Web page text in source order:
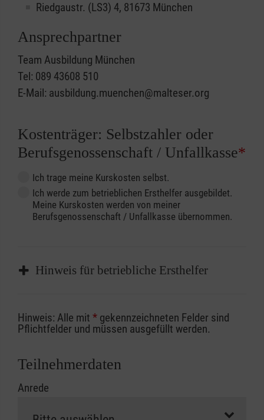
Riedgaustr. (LS3) 4, 81673 München
Ansprechpartner
Team Ausbildung München
Tel: 089 43608 510
E-Mail: ausbildung.muenchen@malteser.org
Kostenträger: Selbstzahler oder
Berufsgenossenschaft / Unfallkasse*
Ich trage meine Kurskosten selbst.
Ich werde zum betrieblichen Ersthelfer ausgebildet.
Meine Kurskosten werden von meiner
Berufsgenossenschaft / Unfallkasse übernommen.
Hinweis für betriebliche Ersthelfer
Sofern Sie ein Kostenübernahmeverfahren
Ihrer Berufsgenossenschaft / Unfallkasse
Abrechnungsunterlagen spätestens zu
erfolgt eine Abrechnung der vollen Kursgebühr
Hinweis: Alle mit * gekennzeichneten Felder sind
Pflichtfelder und müssen ausgefüllt werden.
Teilnehmerdaten
Anrede